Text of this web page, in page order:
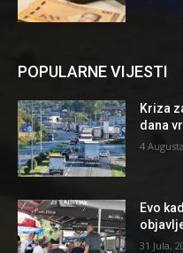
POPULARNE VIJESTI
Kriza
dana
4
Evo
31 Jula,